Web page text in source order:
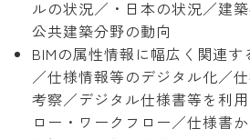
ルの状況／・日本の状況／建
公共建築分野の動向
BIMの属性情報に幅広く関連
／仕様情報等のデジタル化／
考察／デジタル仕様書等を利
ロー・ワークフロー／仕様書